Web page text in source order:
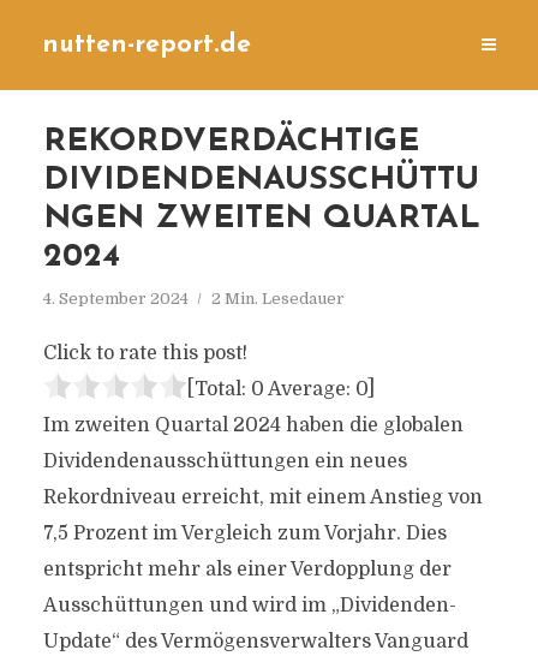
nutten-report.de
REKORDVERDÄCHTIGE
DIVIDENDENAUSSCHÜTTU
NGEN ZWEITEN QUARTAL
2024
4. September 2024 2 Min. Lesedauer
Click to rate this post!
[Total: 0 Average: 0]
Im zweiten Quartal 2024 haben die globalen
Dividendenausschüttungen ein neues
Rekordniveau erreicht, mit einem Anstieg von
7,5 Prozent im Vergleich zum Vorjahr. Dies
entspricht mehr als einer Verdopplung der
Ausschüttungen und wird im „Dividenden-
Update“ des Vermögensverwalters Vanguard